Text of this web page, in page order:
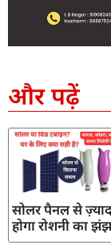
और पढ़ें
सोलर पैनल से
होगा रोशनी का